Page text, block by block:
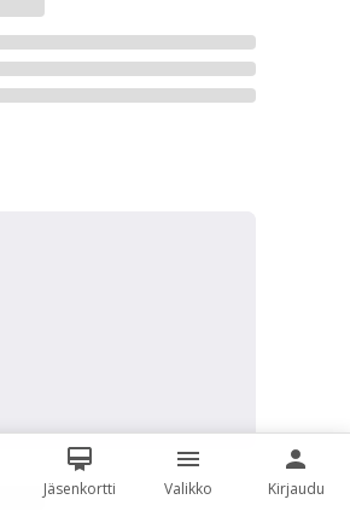
Jäsenkortti Valikko Kirjaudu